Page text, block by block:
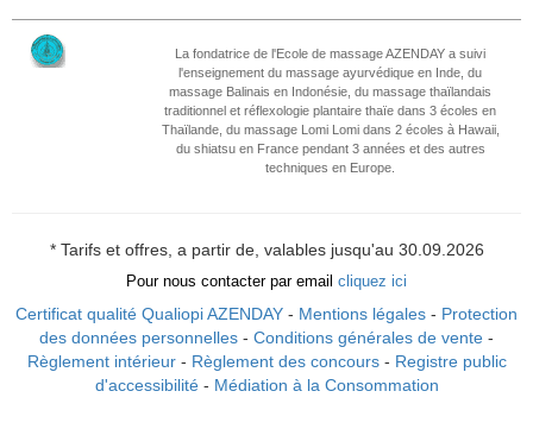
La fondatrice de l'Ecole de massage AZENDAY a suivi
l'enseignement du massage ayurvédique en Inde, du
massage Balinais en Indonésie, du massage thaïlandais
traditionnel et réflexologie plantaire thaïe dans 3 écoles en
Thaïlande, du massage Lomi Lomi dans 2 écoles à Hawaii,
du shiatsu en France pendant 3 années et des autres
techniques en Europe.
* Tarifs et offres, a partir de, valables jusqu'au 30.09.2026
Pour nous contacter par email cliquez ici
Certificat qualité Qualiopi AZENDAY - Mentions légales - Protection
des données personnelles - Conditions générales de vente -
Règlement intérieur- Règlement des concours- Registre public
d'accessibilité- Médiation à la Consommation